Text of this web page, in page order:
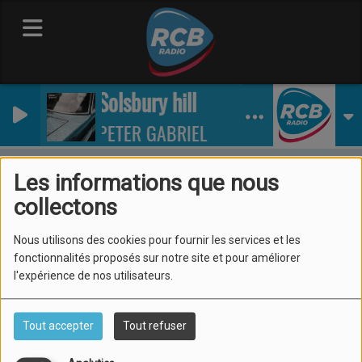
Les informations que nous
collectons
Nous utilisons des cookies pour fournir les services et les
fonctionnalités proposés sur notre site et pour améliorer
l'expérience de nos utilisateurs.
Tout accepter Tout refuser
Solsbury hill
PETER GABRIEL
Le drive avec Marie